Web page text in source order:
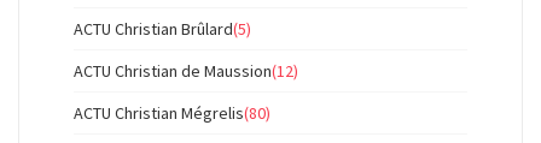
ACTU Christian Brûlard(5)
ACTU Christian de Maussion(12)
ACTU Christian Mégrelis(80)